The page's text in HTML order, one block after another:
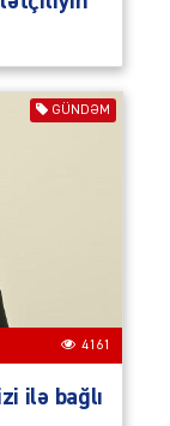
GÜNDƏM
4161
ilə bağlı